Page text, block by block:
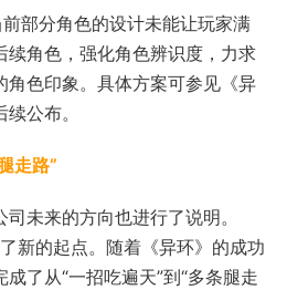
部分角色的设计未能让玩家满
续角色，强化角色辨识度，力求
角色印象。具体方案可参见《异
公布。
走路”
未来的方向也进行了说明。
新的起点。随着《异环》的成功
了从“一招吃遍天”到“多条腿走